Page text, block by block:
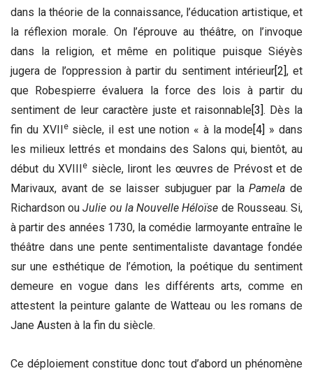
dans la théorie de la connaissance, l’éducation artistique, et
la réflexion morale. On l’éprouve au théâtre, on l’invoque
dans la religion, et même en politique puisque Siéyès
jugera de l’oppression à partir du sentiment intérieur[2], et
que Robespierre évaluera la force des lois à partir du
sentiment de leur caractère juste et raisonnable[3]. Dès la
fin du XVIIesiècle, il est une notion « à la mode[4] » dans
les milieux lettrés et mondains des Salons qui, bientôt, au
début du XVIIIe siècle, liront les œuvres de Prévost et de
Marivaux, avant de se laisser subjuguer par laPamela de
Richardson ouJulie ou la Nouvelle Héloïse de Rousseau. Si,
à partir des années 1730, la comédie larmoyante entraîne le
théâtre dans une pente sentimentaliste davantage fondée
sur une esthétique de l’émotion, la poétique du sentiment
demeure en vogue dans les différents arts, comme en
attestent la peinture galante de Watteau ou les romans de
Jane Austen à la fin du siècle.
Ce déploiement constitue donc tout d’abord un phénomène